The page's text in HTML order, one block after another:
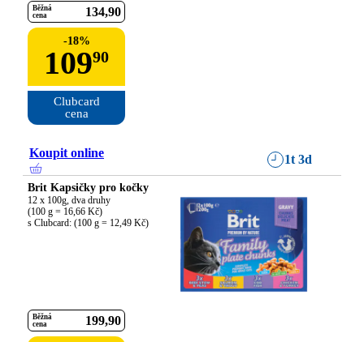
Běžná
cena
134 90
-18%
10990
Clubcard
cena
Koupit online 1t 3d
Brit Kapsičky pro kočky
12 x 100g, dva druhy
(100 g = 16,66 Kč)
s Clubcard: (100 g = 12,49 Kč)
Běžná
cena
199 90